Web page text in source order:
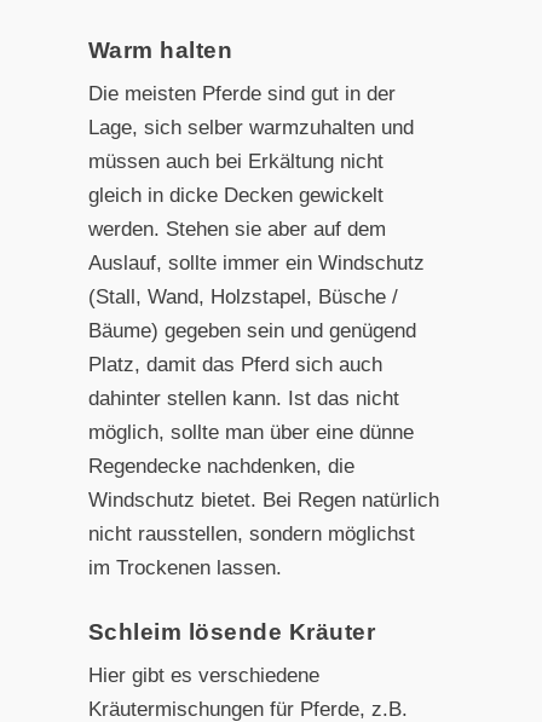
Warm halten
Die meisten Pferde sind gut in der
Lage, sich selber warmzuhalten und
müssen auch bei Erkältung nicht
gleich in dicke Decken gewickelt
werden. Stehen sie aber auf dem
Auslauf, sollte immer ein Windschutz
(Stall, Wand, Holzstapel, Büsche /
Bäume) gegeben sein und genügend
Platz, damit das Pferd sich auch
dahinter stellen kann. Ist das nicht
möglich, sollte man über eine dünne
Regendecke nachdenken, die
Windschutz bietet. Bei Regen natürlich
nicht rausstellen, sondern möglichst
im Trockenen lassen.
Schleim lösende Kräuter
Hier gibt es verschiedene
Kräutermischungen für Pferde, z.B.